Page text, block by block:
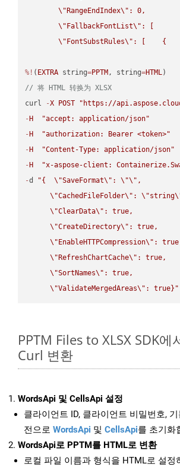
\" RangeEndIndex\" : 0,
\" FallbackFontList\" :
\" FontSubstRules\" : [
%! ( EXTRA string=PPTM , string=HTML
// 将 HTML 转换为 XLSX
curl
-X POST
"https://
- H
"accept: application/json"
- H
"authorization: Bearer <token>"
- H
"Content-Type: application/json"
- H
"x-aspose-client:
-d "{ \"SaveFormat\" : \"\" ,
\"CachedFileFolder\" : \"string
\"ClearData\" : true,
\"CreateDirectory\" : true,
\" EnableHTTPCompression\" :
\" RefreshChartCache\" : true,
\"SortNames\" : true,
\"ValidateMergedAreas\" : true}"
PPTM Files to XLSX SDK에
Curl 변환
WordsApi 및 CellsApi 설정
클라이언트 ID, 클라이언트 비밀번호, 기
전으로 WordsApi 및 CellsApi를 초기화
WordsApi로 PPTM를 HTML로 변환
로컬 파일 이름과 형식을 HTML로 설정